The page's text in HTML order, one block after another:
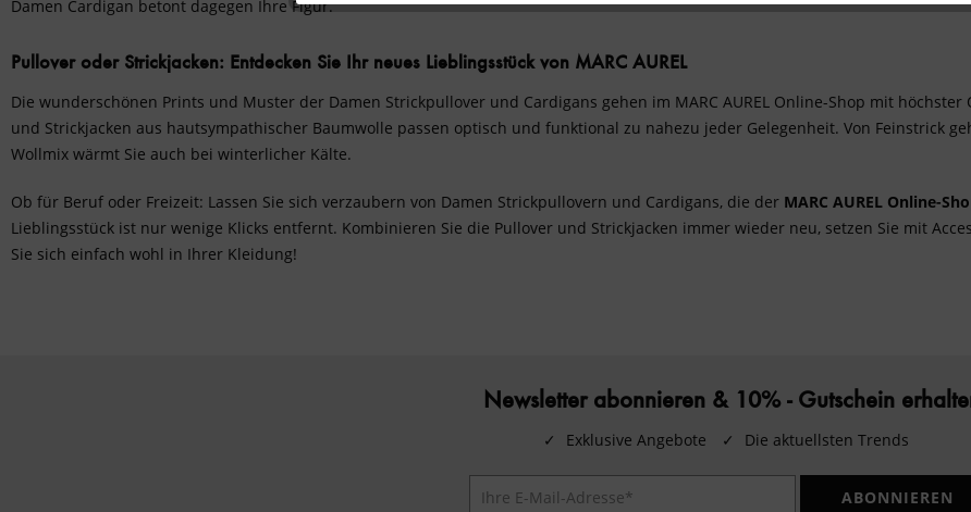
Damen Cardigan betont dagegen Ihre Figur.
Pullover oder Strickjacken: Entdecken Sie Ihr neues Lieblingsstück von MARC AUREL
Die wunderschönen Prints und Muster der Damen Strickpullover und Cardigans gehen im MARC AUREL Online-Shop mit
und Strickjacken aus hautsympathischer Baumwolle passen optisch und funktional zu nahezu jeder Gelegenheit. Von Feinstrick
Wollmix wärmt Sie auch bei winterlicher Kälte.
Ob für Beruf oder Freizeit: Lassen Sie sich verzaubern von Damen Strickpullovern und Cardigans, die der MARC AUREL Online-
Lieblingsstück ist nur wenige Klicks entfernt. Kombinieren Sie die Pullover und Strickjacken immer wieder neu, setzen Sie mit
Sie sich einfach wohl in Ihrer Kleidung!
Newsletter abonnieren & 10% - Gutschein
✓ Exklusive Angebote ✓ Die aktuellsten Trends
ABONNIEREN
Service